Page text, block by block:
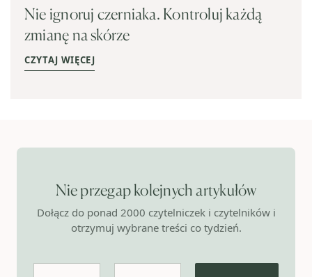
Nie ignoruj czerniaka. Kontroluj każdą
zmianę na skórze
CZYTAJ WIĘCEJ
Nie przegap kolejnych artykułów
Dołącz do ponad 2000 czytelniczek i czytelników i
otrzymuj wybrane treści co tydzień.